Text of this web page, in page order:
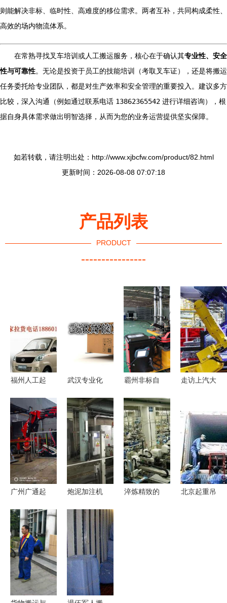
则能解决非标、临时性、高难度的移位需求。两者互补，共同构成柔性、
高效的场内物流体系。
在常熟寻找叉车培训或人工搬运服务，核心在于确认其专业性、安全
性与可靠性。无论是投资于员工的技能培训（考取叉车证），还是将搬运
任务委托给专业团队，都是对生产效率和安全管理的重要投入。建议多方
比较，深入沟通（例如通过联系电话 13862365542 进行详细咨询），根
据自身具体需求做出明智选择，从而为您的业务运营提供坚实保障。
如若转载，请注明出处：http://www.xjbcfw.com/product/82.html
更新时间：2026-08-08 07:07:18
产品列表
PRODUCT
----------------
福州人工起
全攻略 专
业吊装与人
工搬运指南
武汉专业化
人工搬运服
务解析
霸州非标自
人工搬运服
务 传统与
创新中的高
效链接
走访上汽大
探寻ID.家
族车型的诞
生地与人工
搬运服务的
奥秘
广州广通起
业变革的专
业工厂搬迁
与人工搬运
专家
炮泥加注机
搬运服务的
协同与共存
淬炼精致的
北京起重吊